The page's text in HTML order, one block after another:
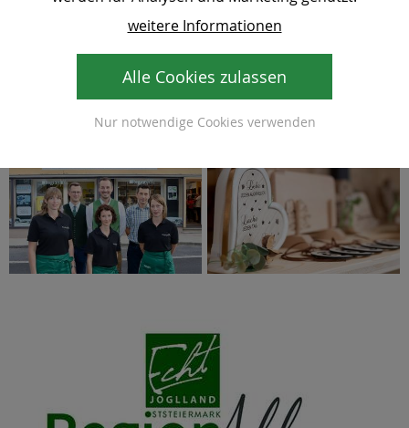
geplant, so können auch Gäste das Joglland zu sich nach
Hause holen. Für die Einheimischen wird auch ein
Automat mit Frischprodukten installiert werden. So ist
das Einkaufen rund um die Uhr möglich.
weitere Informationen
Alle Cookies zulassen
Nur notwendige Cookies verwenden